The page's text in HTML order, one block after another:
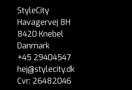
StyleCity
Havagervej 8H
8420 Knebel
Danmark
+45 29404547
hej@stylecity.dk
Cvr: 26482046